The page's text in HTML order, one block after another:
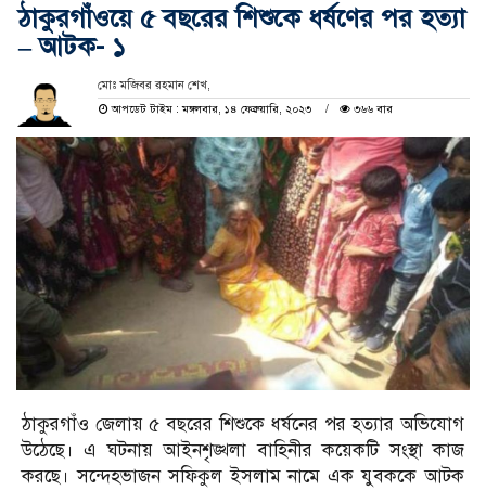
ঠাকুরগাঁওয়ে ৫ বছরের শিশুকে ধর্ষণের পর হত্যা
– আটক- ১
মোঃ মজিবর রহমান শেখ,
আপডেট টাইম : মঙ্গলবার, ১৪ ফেব্রুয়ারি, ২০২৩
৩৬৬ বার
ঠাকুরগাঁও জেলায় ৫ বছরের শিশুকে ধর্ষনের পর হত্যার অভিযোগ
উঠেছে। এ ঘটনায় আইনশৃঙ্খলা বাহিনীর কয়েকটি সংস্থা কাজ
করছে। সন্দেহভাজন সফিকুল ইসলাম নামে এক যুবককে আটক